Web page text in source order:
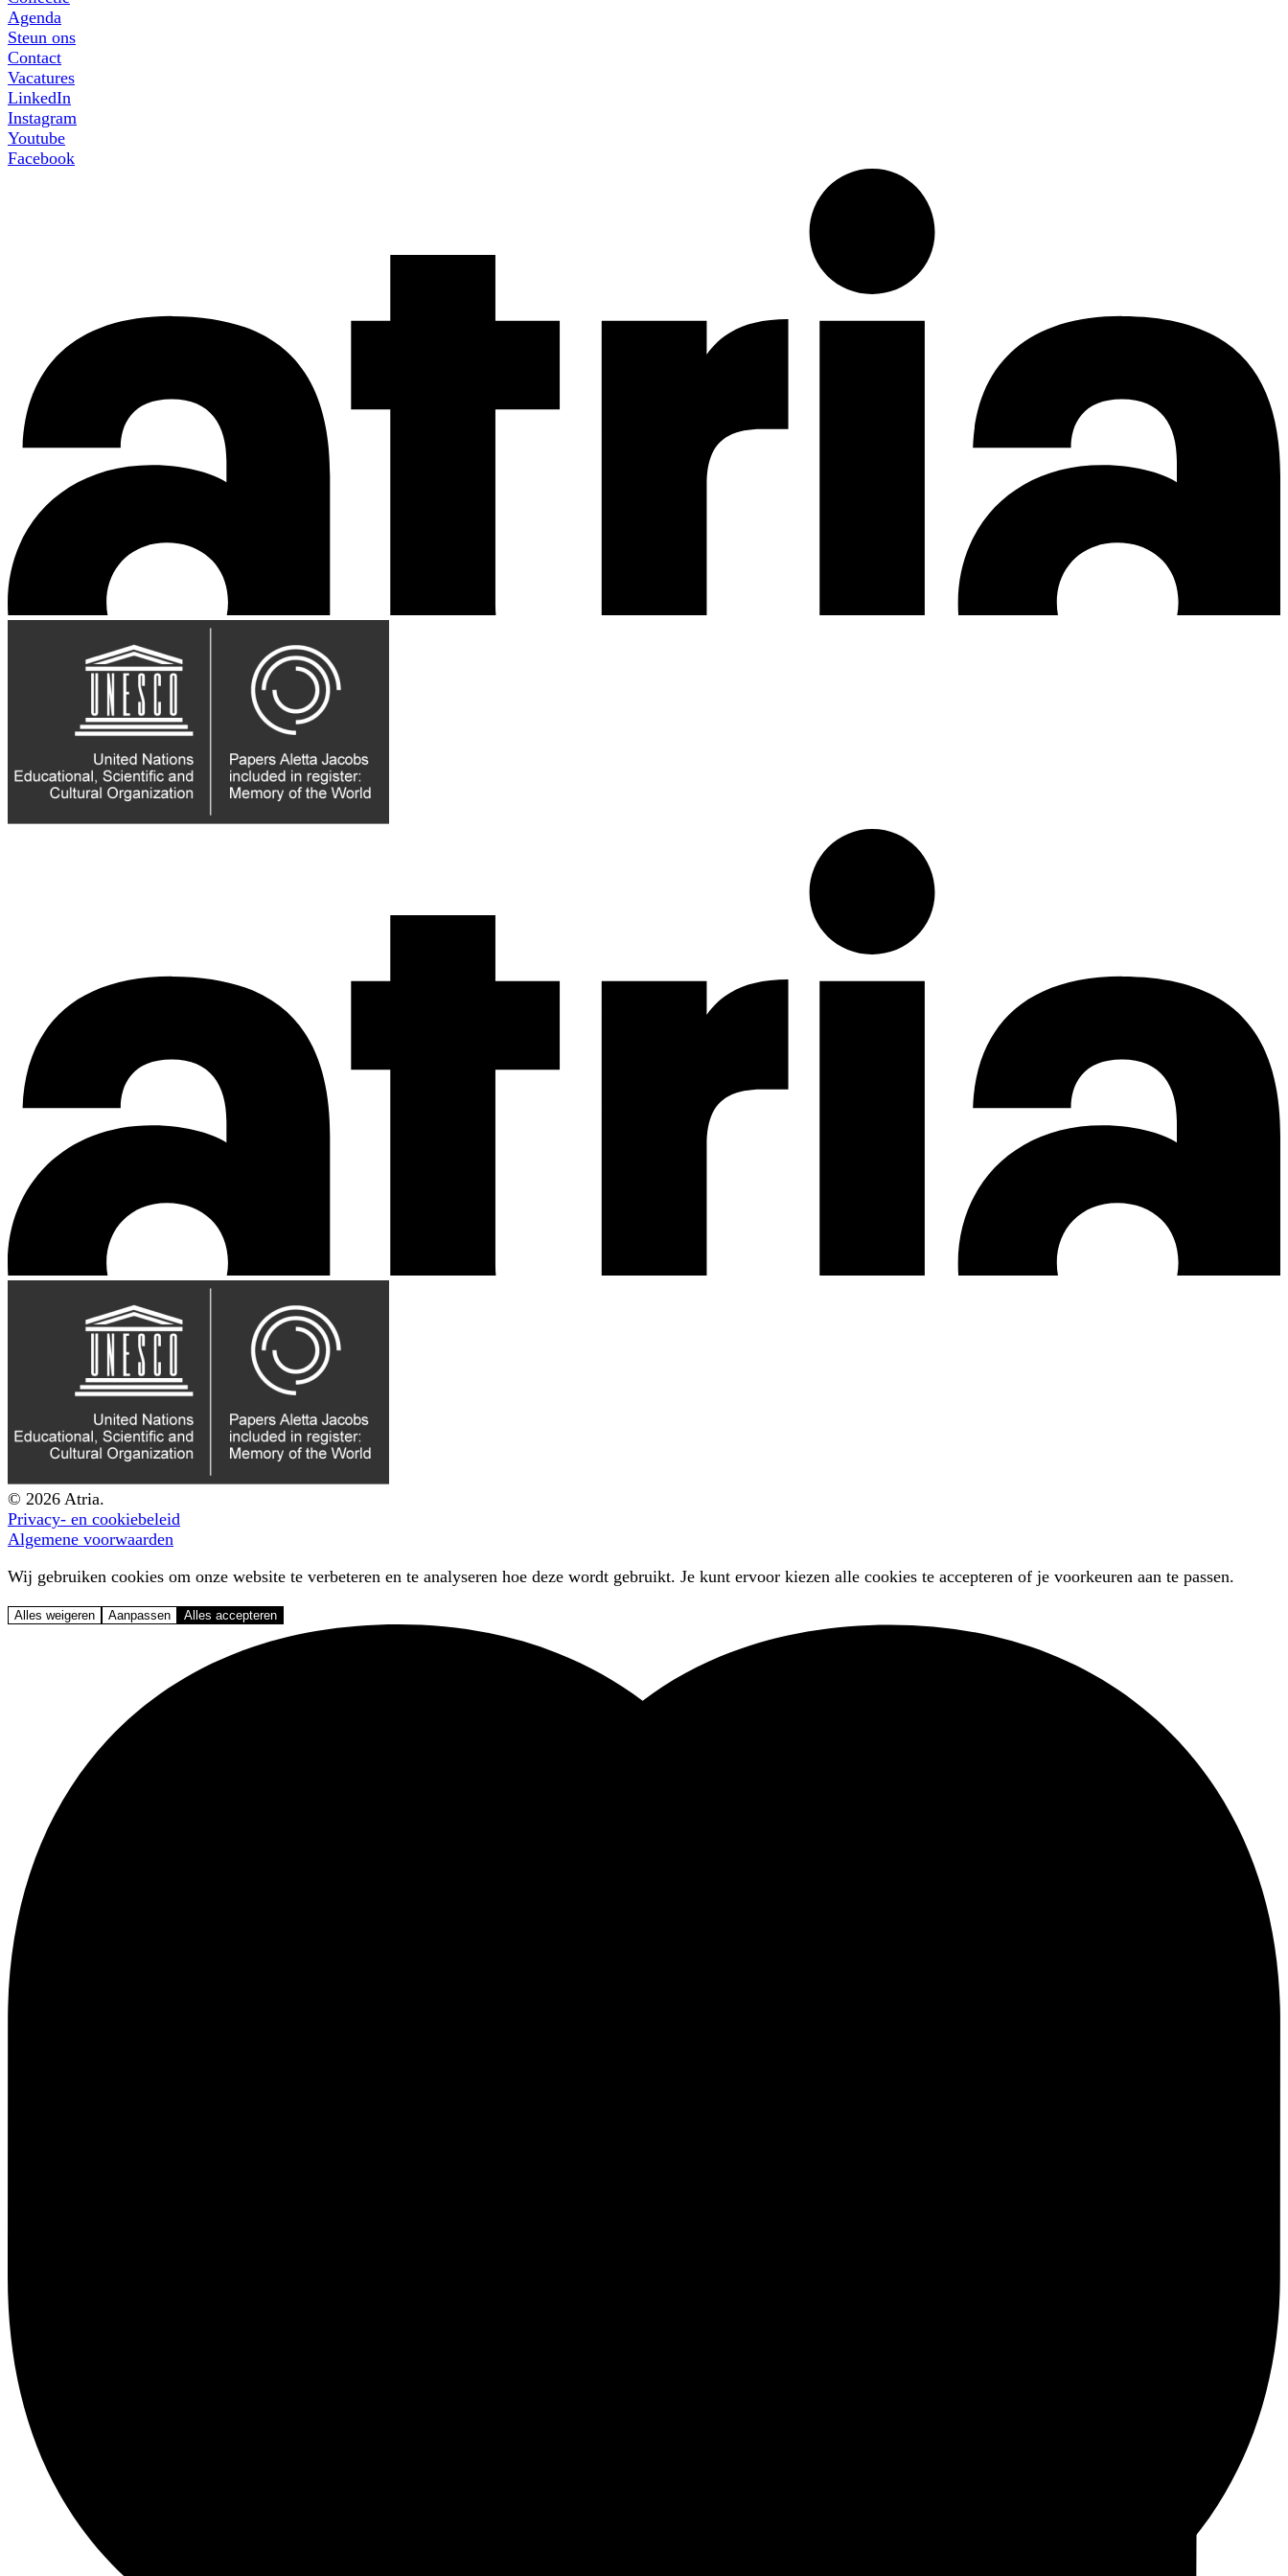
Agenda
Steun ons
Contact
Vacatures
LinkedIn
Instagram
Youtube
Facebook
© 2026 Atria.
Privacy- en cookiebeleid
Algemene voorwaarden
Wij gebruiken cookies om onze website te verbeteren en te analyseren hoe deze wordt gebruikt. Je kunt ervoor kiezen alle cookies te accepteren of je voorkeuren aan te passen.
Alles weigeren Aanpassen Alles accepteren